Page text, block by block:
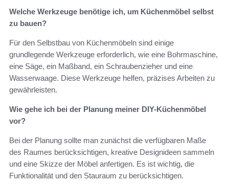
Welche Werkzeuge benötige ich, um Küchenmöbel selbst
zu bauen?
Für den Selbstbau von Küchenmöbeln sind einige
grundlegende Werkzeuge erforderlich, wie eine Bohrmaschine,
eine Säge, ein Maßband, ein Schraubenzieher und eine
Wasserwaage. Diese Werkzeuge helfen, präzises Arbeiten zu
gewährleisten.
Wie gehe ich bei der Planung meiner DIY-Küchenmöbel
vor?
Bei der Planung sollte man zunächst die verfügbaren Maße
des Raumes berücksichtigen, kreative Designideen sammeln
und eine Skizze der Möbel anfertigen. Es ist wichtig, die
Funktionalität und den Stauraum zu berücksichtigen.